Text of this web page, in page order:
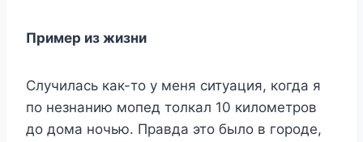
Пример из жизни
Случилась как-то у меня ситуация, когда я
по незнанию мопед толкал 10 километров
до дома ночью. Правда это было в городе,